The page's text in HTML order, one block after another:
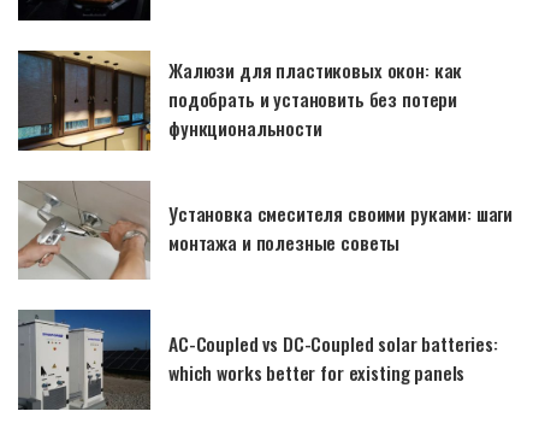
Жалюзи для пластиковых окон: как
подобрать и установить без потери
функциональности
Установка смесителя своими руками: шаги
монтажа и полезные советы
AC-Coupled vs DC-Coupled solar batteries:
which works better for existing panels